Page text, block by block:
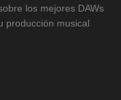
los mejores DAWs
producción musical